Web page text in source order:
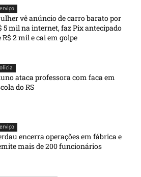
vê anúncio de carro barato por
5 mil na internet, faz Pix antecipado
R$ 2 mil e cai em golpe
ataca professora com faca em
do RS
encerra operações em fábrica e
mais de 200 funcionários